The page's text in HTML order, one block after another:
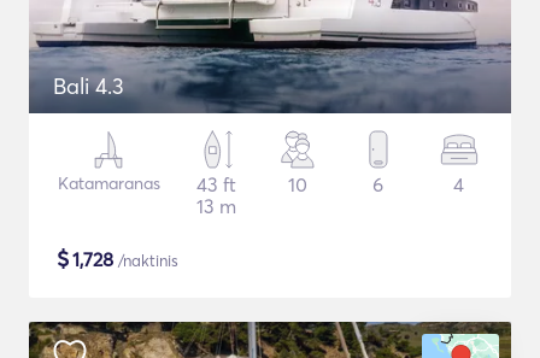
Bali 4.3
Katamaranas
43 ft
13 m
10 6 4
$1,728 /naktinis